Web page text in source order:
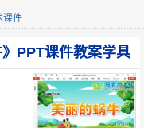
课件
PPT课件教案学具